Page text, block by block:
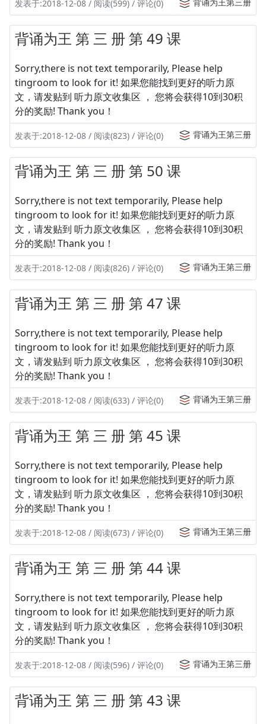
发表于:2018-12-08 / 阅读(599) / 评论(0)
背诵为王 第 三 册 第 49 课
Sorry,there is not text temporarily, Please help
tingroom to look for it! 如果您能找到更好的听力原
文，请发贴到 听力原文收集区 ， 您将会获得10到30积
分的奖励! Thank you！
发表于:2018-12-08 / 阅读(823) / 评论(0) 背诵为王第三册
背诵为王 第 三 册 第 50 课
Sorry,there is not text temporarily, Please help
tingroom to look for it! 如果您能找到更好的听力原
文，请发贴到 听力原文收集区 ， 您将会获得10到30积
分的奖励! Thank you！
发表于:2018-12-08 / 阅读(826) / 评论(0) 背诵为王第三册
背诵为王 第 三 册 第 47 课
Sorry,there is not text temporarily, Please help
tingroom to look for it! 如果您能找到更好的听力原
文，请发贴到 听力原文收集区 ， 您将会获得10到30积
分的奖励! Thank you！
发表于:2018-12-08 / 阅读(633) / 评论(0) 背诵为王第三册
背诵为王 第 三 册 第 45 课
Sorry,there is not text temporarily, Please help
tingroom to look for it! 如果您能找到更好的听力原
文，请发贴到 听力原文收集区 ， 您将会获得10到30积
分的奖励! Thank you！
发表于:2018-12-08 / 阅读(673) / 评论(0) 背诵为王第三册
背诵为王 第 三 册 第 44 课
Sorry,there is not text temporarily, Please help
tingroom to look for it! 如果您能找到更好的听力原
文，请发贴到 听力原文收集区 ， 您将会获得10到30积
分的奖励! Thank you！
发表于:2018-12-08 / 阅读(596) / 评论(0) 背诵为王第三册
背诵为王 第 三 册 第 43 课